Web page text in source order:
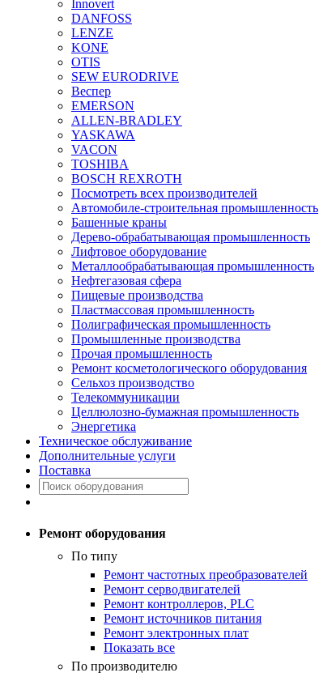
Innovert
DANFOSS
LENZE
KONE
OTIS
SEW EURODRIVE
Веспер
EMERSON
ALLEN-BRADLEY
YASKAWA
VACON
TOSHIBA
BOSCH REXROTH
Посмотреть всех производителей
Автомобиле-строительная промышленность
Башенные краны
Дерево-обрабатывающая промышленность
Лифтовое оборудование
Металлообрабатывающая промышленность
Нефтегазовая сфера
Пищевые производства
Пластмассовая промышленность
Полиграфическая промышленность
Промышленные производства
Прочая промышленность
Ремонт косметологического оборудования
Сельхоз производство
Телекоммуникации
Целлюлозно-бумажная промышленность
Энергетика
Техническое обслуживание
Дополнительные услуги
Поставка
Ремонт оборудования
По типу
Ремонт частотных преобразователей
Ремонт серводвигателей
Ремонт контроллеров, PLC
Ремонт источников питания
Ремонт электронных плат
Показать все
По производителю